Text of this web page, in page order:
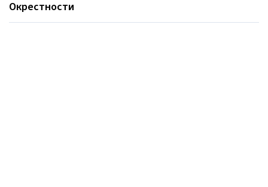
Окрестности